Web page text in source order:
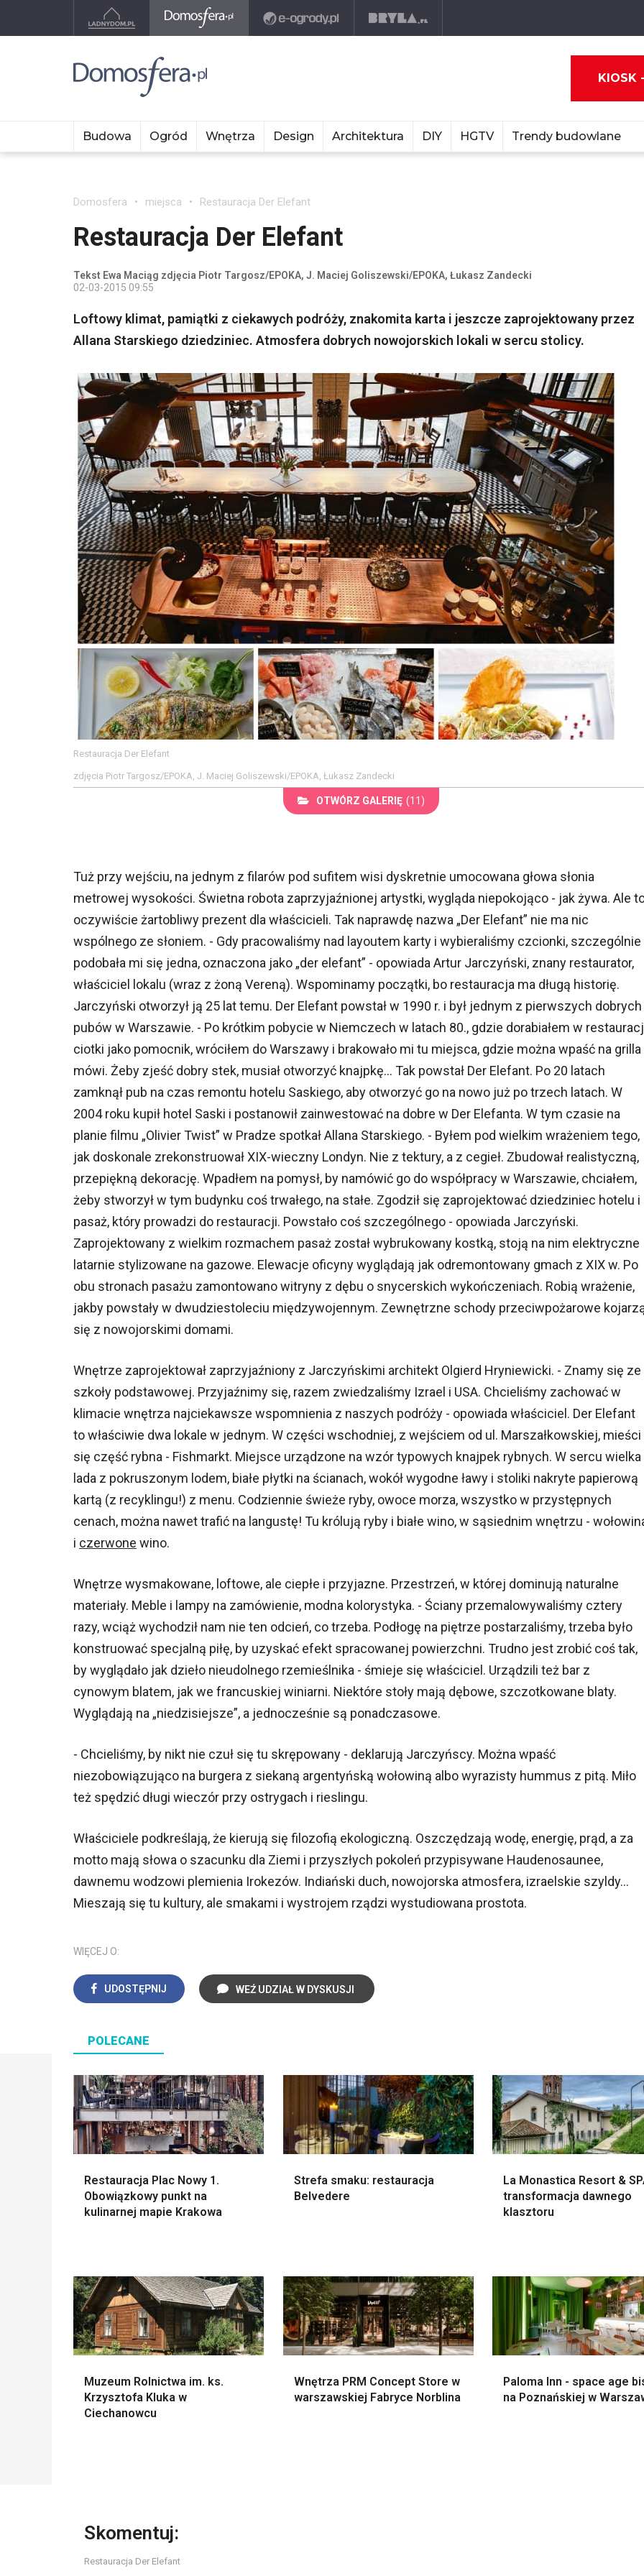
KIOSK
Budowa Ogród Wnętrza Design Architektura DIY HGTV Trendy budowlane
Domosfera miejsca Restauracja Der Elefant
Restauracja Der Elefant
Tekst Ewa Maciąg zdjęcia Piotr Targosz/EPOKA, J. Maciej Goliszewski/EPOKA, Łukasz Zandecki
02-03-2015 09:55
Loftowy klimat, pamiątki z ciekawych podróży, znakomita karta i jeszcze zaprojektowany przez
Allana Starskiego dziedziniec. Atmosfera dobrych nowojorskich lokali w sercu stolicy.
Restauracja Der Elefant
zdjęcia Piotr Targosz/EPOKA, J. Maciej Goliszewski/EPOKA, Łukasz Zandecki
OTWÓRZ GALERIĘ (11)
Tuż przy wejściu, na jednym z filarów pod sufitem wisi dyskretnie umocowana głowa słonia
metrowej wysokości. Świetna robota zaprzyjaźnionej artystki, wygląda niepokojąco - jak żywa. Ale
oczywiście żartobliwy prezent dla właścicieli. Tak naprawdę nazwa „Der Elefant” nie ma nic
wspólnego ze słoniem. - Gdy pracowaliśmy nad layoutem karty i wybieraliśmy czcionki, szczególnie
podobała mi się jedna, oznaczona jako „der elefant” - opowiada Artur Jarczyński, znany restaurator,
właściciel lokalu (wraz z żoną Vereną). Wspominamy początki, bo restauracja ma długą historię.
Jarczyński otworzył ją 25 lat temu. Der Elefant powstał w 1990 r. i był jednym z pierwszych dobrych
pubów w Warszawie. - Po krótkim pobycie w Niemczech w latach 80., gdzie dorabiałem w
ciotki jako pomocnik, wróciłem do Warszawy i brakowało mi tu miejsca, gdzie można wpaść na grilla
mówi. Żeby zjeść dobry stek, musiał otworzyć knajpkę... Tak powstał Der Elefant. Po 20 latach
zamknął pub na czas remontu hotelu Saskiego, aby otworzyć go na nowo już po trzech latach. W
2004 roku kupił hotel Saski i postanowił zainwestować na dobre w Der Elefanta. W tym czasie na
planie filmu „Olivier Twist” w Pradze spotkał Allana Starskiego. - Byłem pod wielkim wrażeniem tego,
jak doskonale zrekonstruował XIX-wieczny Londyn. Nie z tektury, a z cegieł. Zbudował realistyczną,
przepiękną dekorację. Wpadłem na pomysł, by namówić go do współpracy w Warszawie, chciałem,
żeby stworzył w tym budynku coś trwałego, na stałe. Zgodził się zaprojektować dziedziniec hotelu i
pasaż, który prowadzi do restauracji. Powstało coś szczególnego - opowiada Jarczyński.
Zaprojektowany z wielkim rozmachem pasaż został wybrukowany kostką, stoją na nim elektryczne
latarnie stylizowane na gazowe. Elewacje oficyny wyglądają jak odremontowany gmach z XIX w. Po
obu stronach pasażu zamontowano witryny z dębu o snycerskich wykończeniach. Robią wrażenie,
jakby powstały w dwudziestoleciu międzywojennym. Zewnętrzne schody przeciwpożarowe
się z nowojorskimi domami.
Wnętrze zaprojektował zaprzyjaźniony z Jarczyńskimi architekt Olgierd Hryniewicki. - Znamy się ze
szkoły podstawowej. Przyjaźnimy się, razem zwiedzaliśmy Izrael i USA. Chcieliśmy zachować w
klimacie wnętrza najciekawsze wspomnienia z naszych podróży - opowiada właściciel. Der Elefant
to właściwie dwa lokale w jednym. W części wschodniej, z wejściem od ul. Marszałkowskiej, mieści
się część rybna - Fishmarkt. Miejsce urządzone na wzór typowych knajpek rybnych. W sercu wielka
lada z pokruszonym lodem, białe płytki na ścianach, wokół wygodne ławy i stoliki nakryte papierową
kartą (z recyklingu!) z menu. Codziennie świeże ryby, owoce morza, wszystko w przystępnych
cenach, można nawet trafić na langustę! Tu królują ryby i białe wino, w sąsiednim wnętrzu -
i czerwone wino.
Wnętrze wysmakowane, loftowe, ale ciepłe i przyjazne. Przestrzeń, w której dominują naturalne
materiały. Meble i lampy na zamówienie, modna kolorystyka. - Ściany przemalowywaliśmy cztery
razy, wciąż wychodził nam nie ten odcień, co trzeba. Podłogę na piętrze postarzaliśmy, trzeba było
konstruować specjalną piłę, by uzyskać efekt spracowanej powierzchni. Trudno jest zrobić coś tak,
by wyglądało jak dzieło nieudolnego rzemieślnika - śmieje się właściciel. Urządzili też bar z
cynowym blatem, jak we francuskiej winiarni. Niektóre stoły mają dębowe, szczotkowane blaty.
Wyglądają na „niedzisiejsze”, a jednocześnie są ponadczasowe.
- Chcieliśmy, by nikt nie czuł się tu skrępowany - deklarują Jarczyńscy. Można wpaść
niezobowiązująco na burgera z siekaną argentyńską wołowiną albo wyrazisty hummus z pitą. Miło
też spędzić długi wieczór przy ostrygach i rieslingu.
Właściciele podkreślają, że kierują się filozofią ekologiczną. Oszczędzają wodę, energię, prąd, a za
motto mają słowa o szacunku dla Ziemi i przyszłych pokoleń przypisywane Haudenosaunee,
dawnemu wodzowi plemienia Irokezów. Indiański duch, nowojorska atmosfera, izraelskie szyldy...
Mieszają się tu kultury, ale smakami i wystrojem rządzi wystudiowana prostota.
WIĘCEJ O:
UDOSTĘPNIJ WEŹ UDZIAŁ W DYSKUSJI
POLECANE
Restauracja Plac Nowy 1.
Obowiązkowy punkt na
kulinarnej mapie Krakowa
Strefa smaku: restauracja
Belvedere
La Monastica Resort &
transformacja dawnego
klasztoru
Muzeum Rolnictwa im. ks.
Krzysztofa Kluka w
Ciechanowcu
Wnętrza PRM Concept Store w
warszawskiej Fabryce Norblina
Paloma Inn - space age
na Poznańskiej w
Skomentuj:
Restauracja Der Elefant